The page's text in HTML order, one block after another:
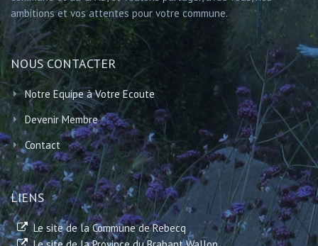
ambitions et vos attentes pour votre commune.
NOUS CONTACTER
Notre Equipe à Votre Ecoute
Devenir Membre
Contact
LIENS
Le site de la Commune de Rebecq